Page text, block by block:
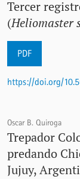
Tercer
(Heliomaster
PDF
https://doi.org/
Oscar B. Quiroga
Trepador
predando
Jujuy,